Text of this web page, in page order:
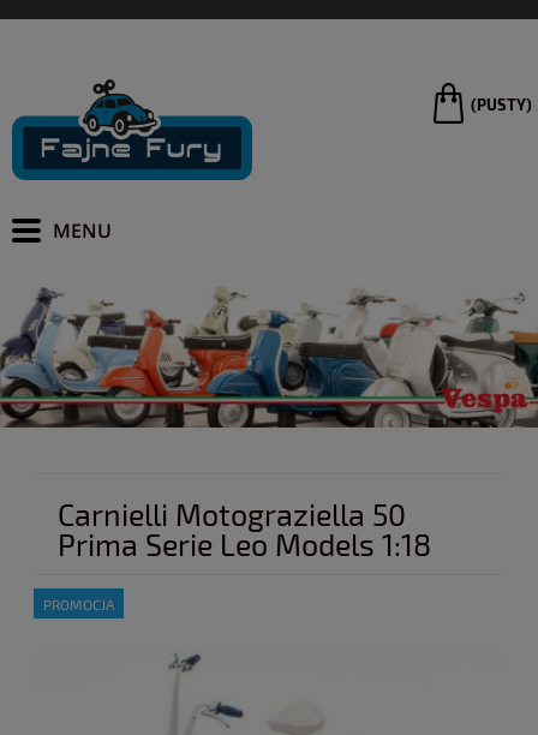
(PUSTY)
Carnielli Motograziella 50
Prima Serie Leo Models 1:18
PROMOCJA